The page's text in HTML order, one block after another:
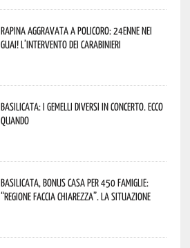
Rapina aggravata a Policoro: 24enne nei
guai! L’intervento dei Carabinieri
Basilicata: i Gemelli DiVersi in concerto. Ecco
quando
Basilicata, Bonus casa per 450 famiglie:
“Regione faccia chiarezza”. La situazione